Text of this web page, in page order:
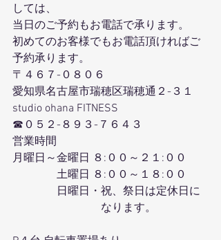
しては、
当日のご予約もお電話で承ります。
初めてのお客様でもお電話頂ければご
予約承ります。
〒４６７-０８０６
愛知県名古屋市瑞穂区瑞穂通２-３１
studio ohana FITNESS
☎０５２-８９３-７６４３
営業時間
月曜日～金曜日 ８:００～２１:００
土曜日 ８:００～１８:００
日曜日・祝、祭日は定休日に
なります。